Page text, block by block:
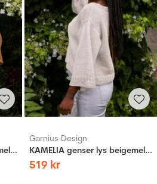
KAMELIA genser lys beigemelert
Garnius Design
KAMELIA genser lys beigemelert
519 kr